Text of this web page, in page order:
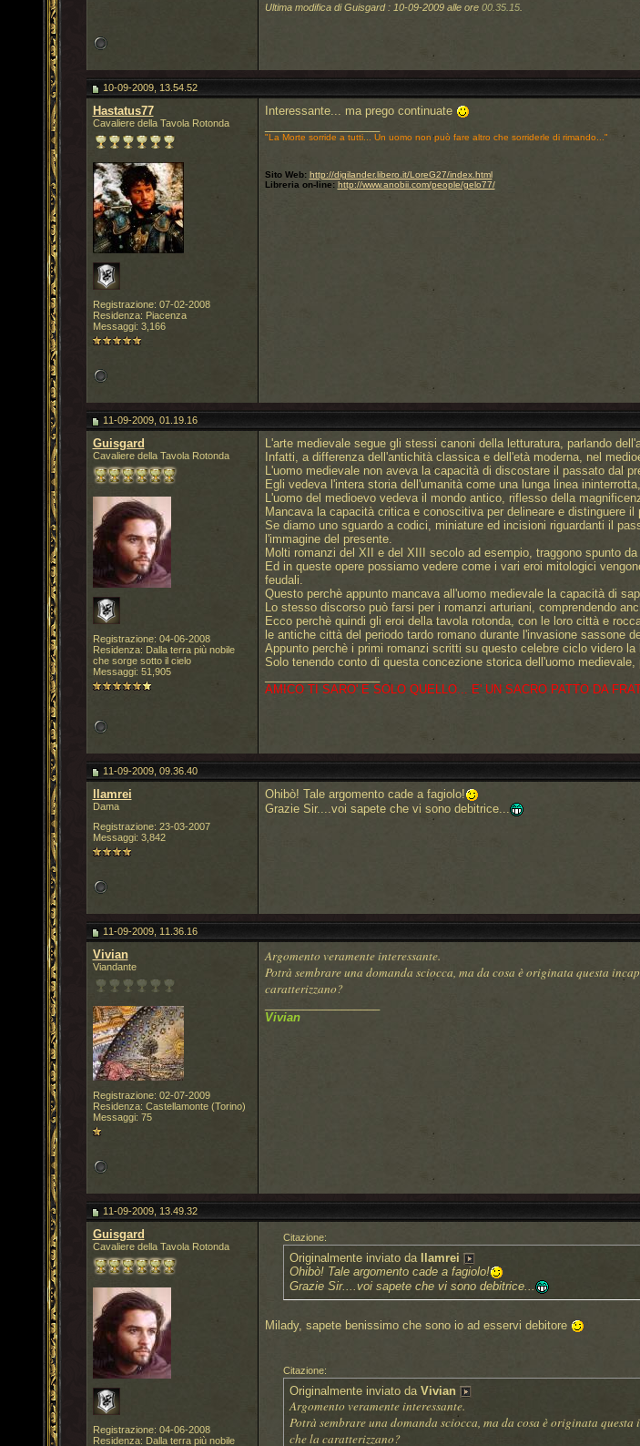
Ultima modifica di Guisgard : 10-09-2009 alle ore 00.35.15.
10-09-2009, 13.54.52
Hastatus77
Cavaliere della Tavola Rotonda
Registrazione: 07-02-2008
Residenza: Piacenza
Messaggi: 3,166
Interessante... ma prego continuate
"La Morte sorride a tutti... Un uomo non può fare altro che sorriderle di rimando..."
Sito Web: http://digilander.libero.it/LoreG27/index.html
Libreria on-line: http://www.anobii.com/people/gelo77/
11-09-2009, 01.19.16
Guisgard
Cavaliere della Tavola Rotonda
Registrazione: 04-06-2008
Residenza: Dalla terra più nobile
che sorge sotto il cielo
Messaggi: 51,905
L'arte medievale segue gli stessi canoni della letturatura, parlando
Infatti, a differenza dell'antichità classica e dell'età moderna, nel
L'uomo medievale non aveva la capacità di discostare il passato dal
Egli vedeva l'intera storia dell'umanità come una lunga linea
L'uomo del medioevo vedeva il mondo antico, riflesso della
Mancava la capacità critica e conoscitiva per delineare e distinguere il
Se diamo uno sguardo a codici, miniature ed incisioni riguardanti il
l'immagine del presente.
Molti romanzi del XII e del XIII secolo ad esempio, traggono spunto
Ed in queste opere possiamo vedere come i vari eroi mitologici
feudali.
Questo perchè appunto mancava all'uomo medievale la capacità di
Lo stesso discorso può farsi per i romanzi arturiani, comprendendo
Ecco perchè quindi gli eroi della tavola rotonda, con le loro città e
le antiche città del periodo tardo romano durante l'invasione sassone
Appunto perchè i primi romanzi scritti su questo celebre ciclo videro
Solo tenendo conto di questa concezione storica dell'uomo
AMICO TI SARO' E SOLO QUELLO... E' UN SACRO PATTO DA
11-09-2009, 09.36.40
llamrei
Dama
Registrazione: 23-03-2007
Messaggi: 3,842
Ohibò! Tale argomento cade a fagiolo!
Grazie Sir....voi sapete che vi sono debitrice...
11-09-2009, 11.36.16
Vivian
Viandante
Registrazione: 02-07-2009
Residenza: Castellamonte (Torino)
Messaggi: 75
Argomento veramente interessante.
Potrà sembrare una domanda sciocca, ma da cosa è originata questa
caratterizzano?
Vivian
11-09-2009, 13.49.32
Guisgard
Cavaliere della Tavola Rotonda
Registrazione: 04-06-2008
Residenza: Dalla terra più nobile
Citazione:
Originalmente inviato da
llamrei
Ohibò! Tale argomento cade a fagiolo!
Grazie Sir....voi sapete che vi sono debitrice...
Milady, sapete benissimo che sono io ad esservi debitore
Citazione:
Originalmente inviato da Vivian
Argomento veramente interessante.
Potrà sembrare una domanda sciocca, ma da cosa è originata
che la caratterizzano?